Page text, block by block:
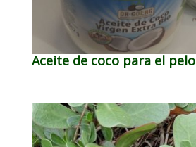
Aceite de coco para el pelo